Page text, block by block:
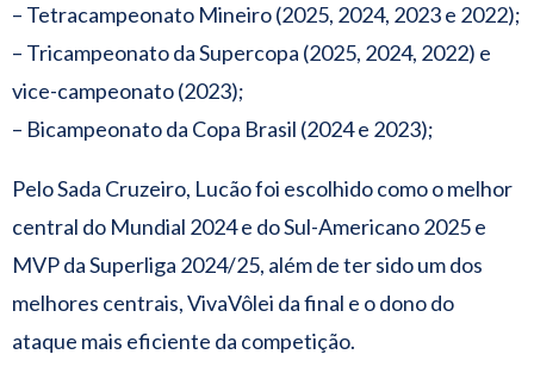
– Tetracampeonato Mineiro (2025, 2024, 2023 e 2022);
– Tricampeonato da Supercopa (2025, 2024, 2022) e
vice-campeonato (2023);
– Bicampeonato da Copa Brasil (2024 e 2023);
Pelo Sada Cruzeiro, Lucão foi escolhido como o melhor
central do Mundial 2024 e do Sul-Americano 2025 e
MVP da Superliga 2024/25, além de ter sido um dos
melhores centrais, VivaVôlei da final e o dono do
ataque mais eficiente da competição.